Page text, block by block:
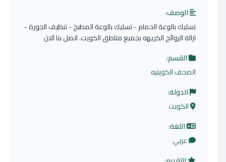
الوصف:
تسليك بالوعة الحمام - تسليك بالوعة المطبخ - تنظيف الجورة -
ازالة الروائح الكريهه بجميع مناطق الكويت. اتصل بنا الان
القسم:
الصحف الكويتيه
الدولة:
الكويت
اللغة:
عربي